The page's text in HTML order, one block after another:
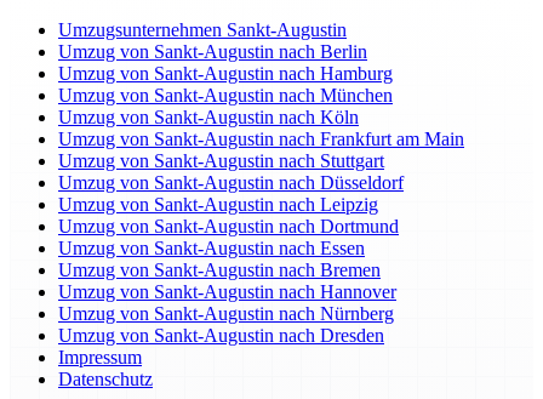
Umzugsunternehmen Sankt-Augustin
Umzug von Sankt-Augustin nach Berlin
Umzug von Sankt-Augustin nach Hamburg
Umzug von Sankt-Augustin nach München
Umzug von Sankt-Augustin nach Köln
Umzug von Sankt-Augustin nach Frankfurt am Main
Umzug von Sankt-Augustin nach Stuttgart
Umzug von Sankt-Augustin nach Düsseldorf
Umzug von Sankt-Augustin nach Leipzig
Umzug von Sankt-Augustin nach Dortmund
Umzug von Sankt-Augustin nach Essen
Umzug von Sankt-Augustin nach Bremen
Umzug von Sankt-Augustin nach Hannover
Umzug von Sankt-Augustin nach Nürnberg
Umzug von Sankt-Augustin nach Dresden
Impressum
Datenschutz